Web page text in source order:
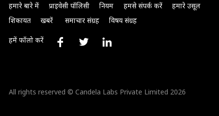
हमारे बारे में प्राइवेसी पॉलिसी नियम हमसे संपर्क करें
हमारे उसूल
शिकायत
खबरें समाचार संग्रह विषय संग्रह
हमें फॉलो करें
All rights reserved © Candela Labs Private Limited 2026